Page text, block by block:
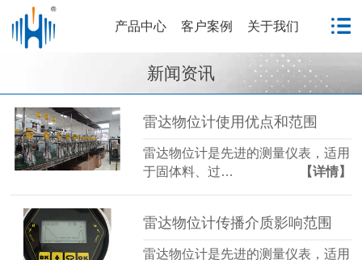
产品中心 客户案例 关于我们
新闻资讯
雷达物位计使用优点和范围
雷达物位计是先进的测量仪表，适用
于固体料、过…
【详情】
雷达物位计传播介质影响范围
雷达物位计是先进的测量仪表，适用